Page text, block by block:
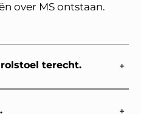
over MS ontstaan.
terecht.